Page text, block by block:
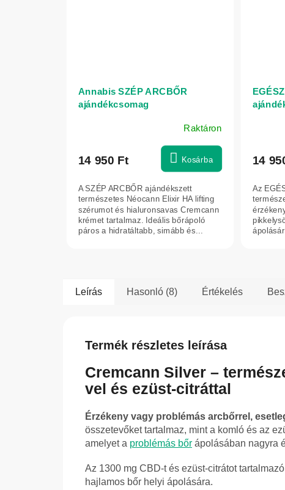
Annabis SZÉP ARCBŐR
ajándékcsomag
Raktáron
14 950 Ft Kosárba
A SZÉP ARCBŐR ajándékszett
természetes Néocann Elixir HA lifting
szérumot és hialuronsavas Cremcann
krémet tartalmaz. Ideális bőrápoló
páros a hidratáltabb, simább és...
14
Az
Leírás Hasonló (8) Értékelés
Termék részletes leírása
Cremcann Silver –
vel és ezüst-citráttal
Érzékeny vagy problémás arcbőrrel,
összetevőket tartalmaz, mint a komló és az
amelyet a problémás bőr ápolásában nagyra
Az 1300 mg CBD-t és ezüst-citrátot tartalmazó
hajlamos bőr helyi ápolására.